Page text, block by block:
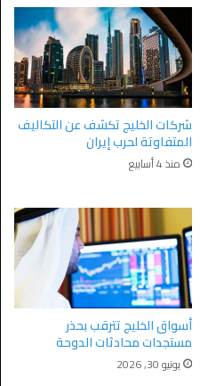
شركات الخليج تكشف عن التكاليف
المتفاوتة لحرب إيران
منذ 4 أسابيع
أسواق الخليج تترقب بحذر
مستجدات محادثات الدوحة
يونيو 30, 2026